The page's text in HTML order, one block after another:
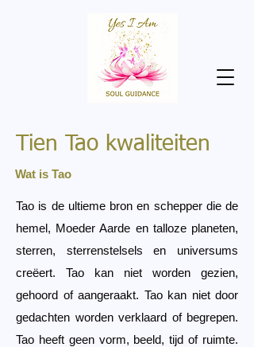
Tien Tao kwaliteiten
Wat is Tao
Tao is de ultieme bron en schepper die de
hemel, Moeder Aarde en talloze planeten,
sterren, sterrenstelsels en universums
creëert. Tao kan niet worden gezien,
gehoord of aangeraakt. Tao kan niet door
gedachten worden verklaard of begrepen.
Tao heeft geen vorm, beeld, tijd of ruimte.